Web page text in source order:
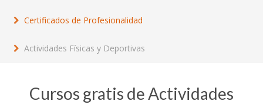
Certificados de Profesionalidad
Actividades Físicas y Deportivas
Cursos gratis de Actividades